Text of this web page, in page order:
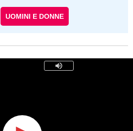
UOMINI E DONNE